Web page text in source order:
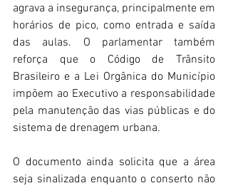
agrava a insegurança, principalmente em
horários de pico, como entrada e saída
das aulas. O parlamentar também
reforça que o Código de Trânsito
Brasileiro e a Lei Orgânica do Município
impõem ao Executivo a responsabilidade
pela manutenção das vias públicas e do
sistema de drenagem urbana.
O documento ainda solicita que a área
seja sinalizada enquanto o conserto não